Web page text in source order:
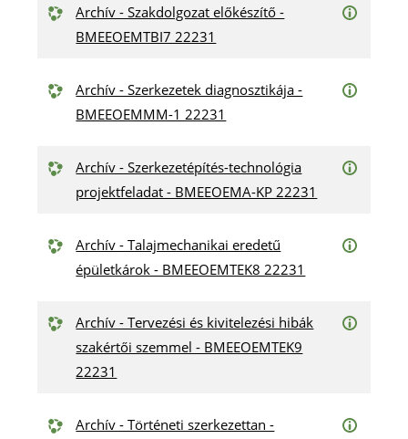
Archív - Szakdolgozat előkészítő -
BMEEOEMTBI7 22231
Archív - Szerkezetek diagnosztikája -
BMEEOEMMM-1 22231
Archív - Szerkezetépítés-technológia
projektfeladat - BMEEOEMA-KP 22231
Archív - Talajmechanikai eredetű
épületkárok - BMEEOEMTEK8 22231
Archív - Tervezési és kivitelezési hibák
szakértői szemmel - BMEEOEMTEK9
22231
Archív - Történeti szerkezettan -